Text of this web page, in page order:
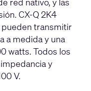
CX-Q 2K4
pueden transmitir
a medida y una
watts. Todos los
y
V.